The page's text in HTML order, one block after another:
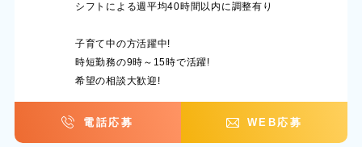
シフトによる週平均40時間以内に調整有り
子育て中の方活躍中!
時短勤務の9時～15時で活躍!
希望の相談大歓迎!
電話応募 WEB応募